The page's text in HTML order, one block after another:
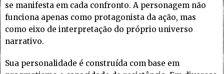
se manifesta em cada confronto. A personagem não
funciona apenas como protagonista da ação, mas
como eixo de interpretação do próprio universo
narrativo.
Sua personalidade é construída com base em